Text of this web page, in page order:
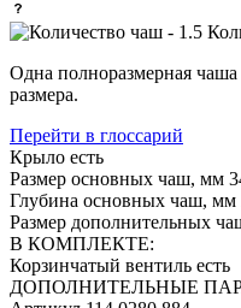
Одна полноразмерная
размера.
Перейти в глоссарий
Крыло есть
Размер основных чаш, мм
Глубина основных чаш, мм
Размер дополнительных
В КОМПЛЕКТЕ:
Корзинчатый вентиль есть
ДОПОЛНИТЕЛЬНЫЕ